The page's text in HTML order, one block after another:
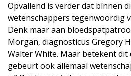
Opvallend is verder dat bínnen
wetenschappers tegenwoordig
Denk maar aan
Morgan, diagnosticus Gregory
Walter White. Maar betekent dit
gebeurt ook allemaal